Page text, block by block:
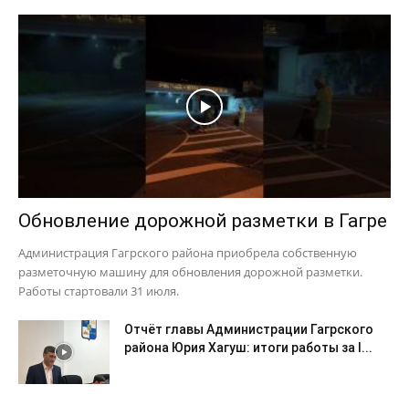
Обновление дорожной разметки в Гагре
Администрация Гагрского района приобрела собственную
разметочную машину для обновления дорожной разметки.
Работы стартовали 31 июля.
Отчёт главы Администрации Гагрского
района Юрия Хагуш: итоги работы за I...